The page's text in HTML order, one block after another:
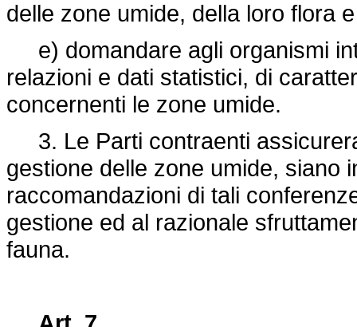
delle zone umide, della loro flora
e) domandare agli organismi
relazioni e dati statistici, di
concernenti le zone umide.
3. Le Parti contraenti
gestione delle zone umide, siano
raccomandazioni di tali
gestione ed al razionale
fauna.